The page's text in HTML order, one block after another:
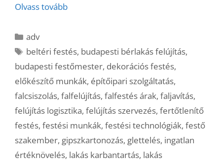
Olvass tovább
Kategória
adv
Címkék
beltéri festés, budapesti bérlakás felújítás,
budapesti festőmester, dekorációs festés,
előkészítő munkák, építőipari szolgáltatás,
falcsiszolás, falfelújítás, falfestés árak, faljavítás,
felújítás logisztika, felújítás szervezés, fertőtlenítő
festés, festési munkák, festési technológiák, festő
szakember, gipszkartonozás, glettelés, ingatlan
értéknövelés, lakás karbantartás, lakás